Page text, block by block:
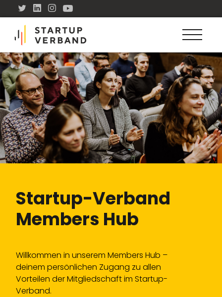
Startup-Verband
Members Hub
Willkommen in unserem Members Hub –
deinem persönlichen Zugang zu allen
Vorteilen der Mitgliedschaft im Startup-
Verband.